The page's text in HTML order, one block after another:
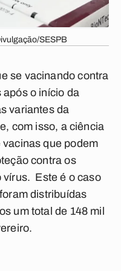
SESPB
se vacinando contra
o início da
variantes da
com isso, a ciência
que podem
contra os
vírus. Este é o caso
distribuídas
um total de 148 mil